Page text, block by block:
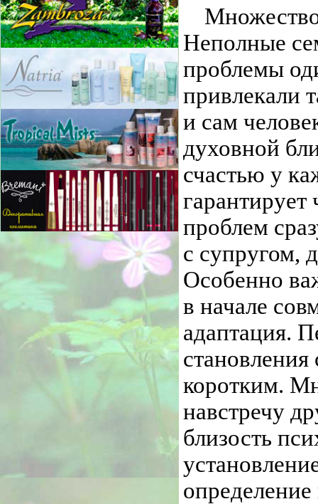
Неполные
проблемы
привлекали
и сам
духовной
счастью у
гарантирует
проблем
с супругом,
Особенно
в начале
адаптация.
коротким.
навстречу
близость